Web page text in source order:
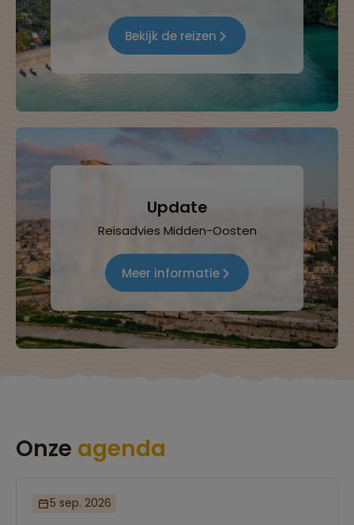
Bekijk de reizen
Update
Reisadvies Midden-Oosten
Meer informatie
Onze agenda
5 sep. 2026